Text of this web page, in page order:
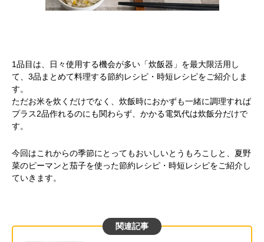
1品目は、日々使用する機会が多い「炊飯器」を最大限活用し
て、3品まとめて料理する節約レシピ・時短レシピをご紹介しま
す。
ただお米を炊くだけでなく、炊飯時におかずも一緒に調理すれば
プラス2品作れるのにも関わらず、かかる電気代は炊飯分だけで
す。
今回はこれからの季節にとってもおいしいとうもろこしと、夏野
菜のピーマンと茄子を使った節約レシピ・時短レシピをご紹介し
ていきます。
関連記事